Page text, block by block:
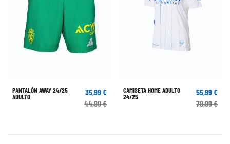
PANTALÓN AWAY 24/25
ADULTO
35,99 €
44,99 €
CAMISETA HOME ADULTO
24/25
55,99 €
79,99 €